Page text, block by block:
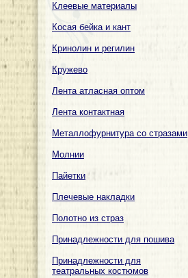
Клеевые материалы
Косая бейка и кант
Кринолин и регилин
Кружево
Лента атласная оптом
Лента контактная
Металлофурнитура со стразами
Молнии
Пайетки
Плечевые накладки
Полотно из страз
Принадлежности для пошива
Принадлежности для
театральных костюмов